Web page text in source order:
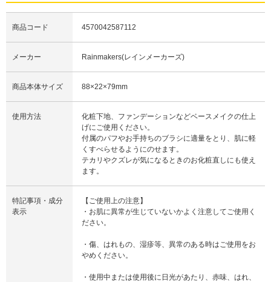
商品コード 4570042587112
メーカー Rainmakers(レインメーカーズ)
商品本体サイズ 88×22×79mm
使用方法
化粧下地、ファンデーションなどベースメイクの仕上
げにご使用ください。
付属のパフやお手持ちのブラシに適量をとり、肌に軽
くすべらせるようにのせます。
テカリやクズレが気になるときのお化粧直しにも使え
ます。
特記事項・成分
表示
【ご使用上の注意】
・お肌に異常が生じていないかよく注意してご使用く
ださい。
・傷、はれもの、湿疹等、異常のある時はご使用をお
やめください。
・使用中または使用後に日光があたり、赤味、はれ、